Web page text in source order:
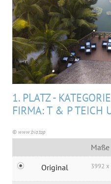
1. PLATZ -
FIRMA: T & P TEICH
© www.bio.top
Maße
Original 3992 x